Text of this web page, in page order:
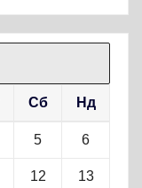
Сб Нд
5 6
12 13